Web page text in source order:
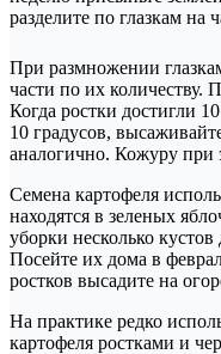
разделите по глазкам на
При размножении
части по их количеству.
Когда ростки достигли
10 градусов,
аналогично. Кожуру при
Семена картофеля
находятся в зеленых
уборки несколько
Посейте их дома в
ростков высадите на
На практике редко
картофеля ростками и